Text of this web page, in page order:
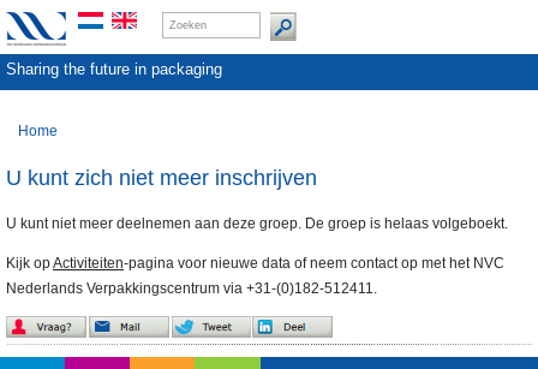
Sharing the future in packaging
Home
U kunt zich niet meer inschrijven
U kunt niet meer deelnemen aan deze groep. De groep is helaas volgeboekt.
Kijk opActiviteiten-pagina voor nieuwe data of neem contact op met het NVC
Nederlands Verpakkingscentrum via +31-(0)182-512411.